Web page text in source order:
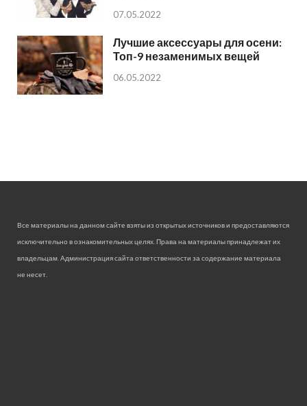
07.05.2022
Лучшие аксессуары для осени:
Топ-9 незаменимых вещей
06.05.2022
Все материалы на данном сайте взяты из открытых источников и предоставляются
исключительно в ознакомительных целях. Права на материалы принадлежат их
владельцам. Администрация сайта ответственности за содержание материала
не несет.